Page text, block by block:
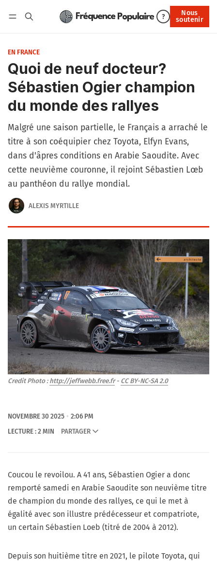
?
Nous
soutenir
Nous soutenir
EN FRANCE
Quoi de neuf docteur?
Sébastien Ogier champion
du monde des rallyes
Malgré une saison partielle, le Français a arraché le
titre à son coéquipier chez Toyota, Elfyn Evans,
dans d'âpres conditions en Arabie Saoudite. Avec
cette neuvième couronne, il rejoint Sébastien Lœb
au panthéon du rallye mondial.
ALEXIS MYRTILLE
Credit Photo : http://jeffwebb.free.fr - CC BY-NC-SA 2.0
NOVEMBRE 30 2025
2:06 PM
LECTURE : 2 MIN
PARTAGER
Coucou le revoilou. A 41 ans, Sébastien Ogier a donc
remporté samedi en Arabie Saoudite son neuvième titre
de champion du monde des rallyes, ce qui le met à
égalité avec son illustre prédécesseur et compatriote,
un certain Sébastien Loeb (titré de 2004 à 2012).
Depuis son huitième titre en 2021, le pilote Toyota, qui